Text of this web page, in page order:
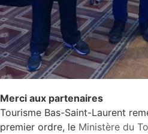
Merci aux partenaires
Tourisme Bas-Saint-Laurent
premier ordre, le Ministère du